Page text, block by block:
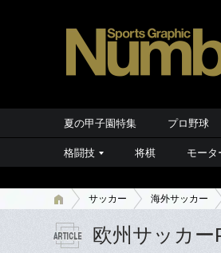
夏の甲子園特集 プロ野球
格闘技 将棋 モータ
サッカー 海外サッカー
欧州サッカー